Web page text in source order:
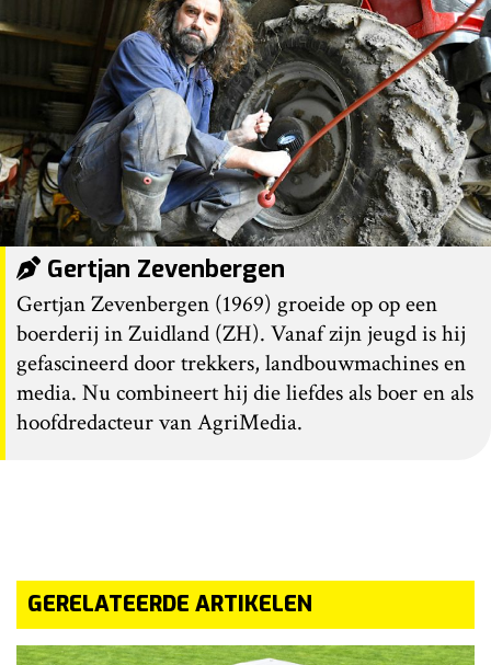
Gertjan Zevenbergen
Gertjan Zevenbergen (1969) groeide op op een
boerderij in Zuidland (ZH). Vanaf zijn jeugd is hij
gefascineerd door trekkers, landbouwmachines en
media. Nu combineert hij die liefdes als boer en als
hoofdredacteur van AgriMedia.
GERELATEERDE ARTIKELEN